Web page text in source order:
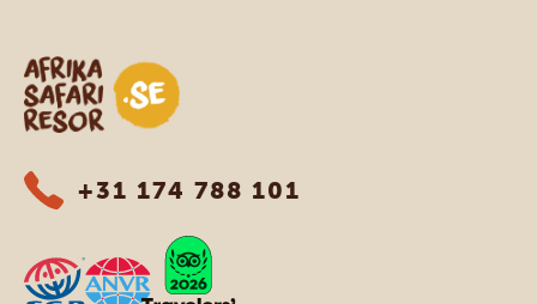
Safari-resor i Afrika
+31 174 788 101